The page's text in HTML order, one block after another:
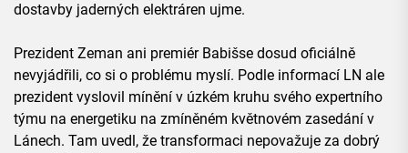
dostavby jaderných elektráren ujme.
Prezident Zeman ani premiér Babišse dosud oficiálně
nevyjádřili, co si o problému myslí. Podle informací LN ale
prezident vyslovil mínění v úzkém kruhu svého expertního
týmu na energetiku na zmíněném květnovém zasedání v
Lánech. Tam uvedl, že transformaci nepovažuje za dobrý